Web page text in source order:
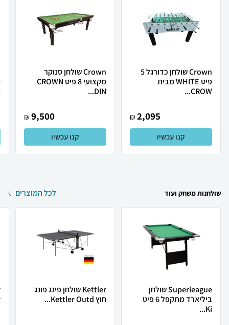
Crown שולחן כדורגל 5
פיט WHITE מבית
CROW...
2,095
₪
קנו עכשיו
Crown שולחן סנוקר
מקצועי 8 פיט CROWN
DIN...
9,500
₪
קנו עכשיו
שולחנות משחק ועוד לכל המוצרים
Superleague שולחן
ביליארד מתקפל 6 פיט
Ki...
Kettler שולחן פינג פונג
חוץ Kettler Outd...